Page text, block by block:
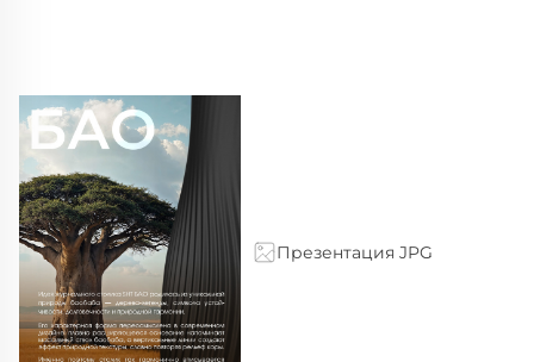
Презентация JPG